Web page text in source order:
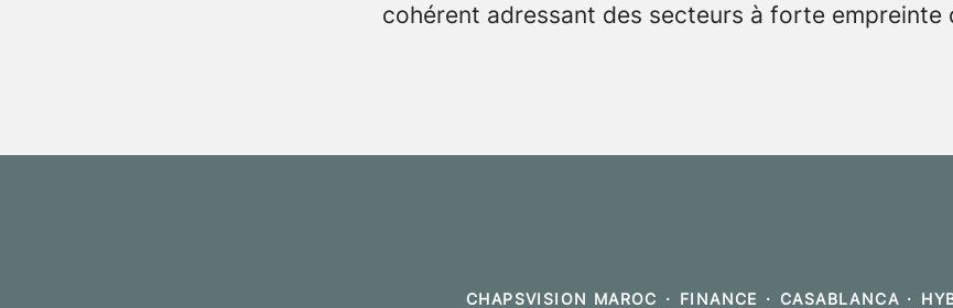
cohérent adressant des secteurs à forte empreinte
CHAPSVISION MAROC · FINANCE · CASABLANCA ·